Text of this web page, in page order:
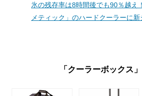
氷の残存率は8時間後でも90％越え
メティック」のハードクーラーに
「クーラーボックス